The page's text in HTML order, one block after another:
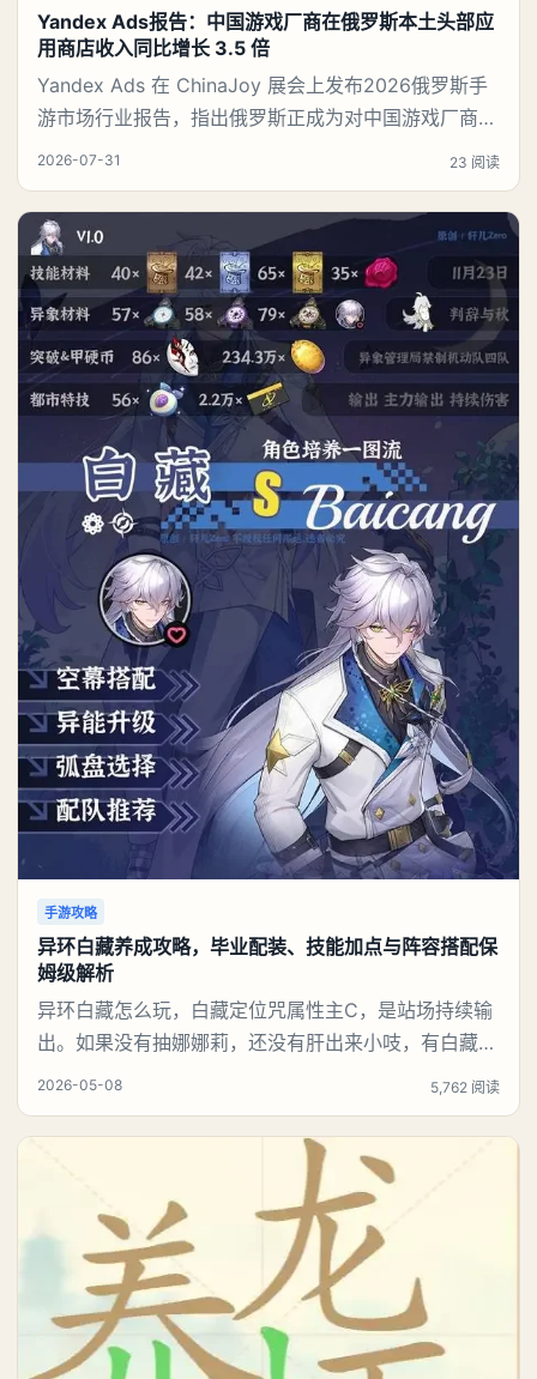
Yandex Ads报告：中国游戏厂商在俄罗斯本土头部应
用商店收入同比增长 3.5 倍
Yandex Ads 在 ChinaJoy 展会上发布2026俄罗斯手
游市场行业报告，指出俄罗斯正成为对中国游戏厂商而
言价值持续攀升的优质市场。 2026 年 7 月 31 日，上
展览会（ChinaJoy）发布《2026 俄罗斯手游市场增
长及用户价值报告》。报告数据显示，
2026-07-31 23 阅读
手游攻略
异环白藏养成攻略，毕业配装、技能加点与阵容搭配保
姆级解析
异环白藏怎么玩，白藏定位咒属性主C，是站场持续输
出。如果没有抽娜娜莉，还没有肝出来小吱，有白藏的
话可以先用着。有娜娜莉缺另外一个二队C想打深渊也
携带真红：双生蝶卡带。和灵套一样，队内造成的咒属
性伤害会叠层加攻击力，提高白藏输出。主属性带咒属
性异能伤害增强，或者前期缺双暴带双暴。副属性也是
通用
2026-05-08 5,762 阅读